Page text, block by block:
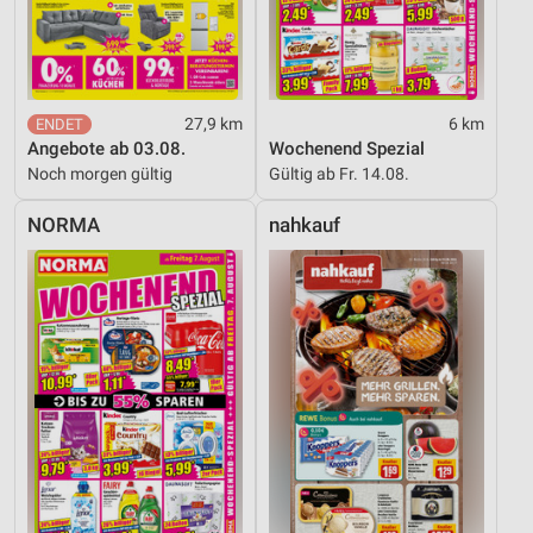
27,9 km
Angebote ab 03.08.
Noch morgen gültig
6 km
Wochenend Spezial
Gültig ab Fr. 14.08.
NORMA nahkauf
Analyse von Zielgruppen durch Statistiken oder
Kombinationen von Daten aus verschiedenen
Quellen
Entwicklung und Verbesserung der Angebote
Verwendung reduzierter Daten zur Auswahl von
Inhalten
IAB-Besonderheiten:
Verwendung genauer Standortdaten
Geräte anhand von aktiv angeforderten
Informationen identifizieren
Nicht-IAB-Verarbeitungszwecke:
Notwendig
Performance
Funktional